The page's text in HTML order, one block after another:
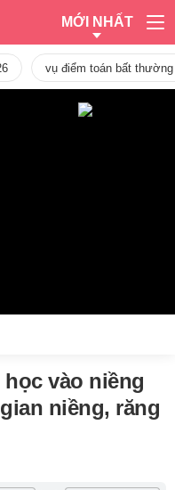
MỚI NHẤT
vụ điểm toán bất
vào niềng
niềng, răng